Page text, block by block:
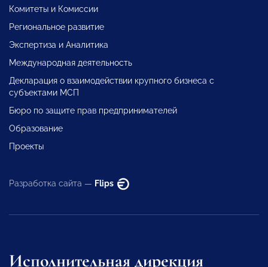
Комитеты и Комиссии
Региональное развитие
Экспертиза и Аналитика
Международная деятельность
Декларация о взаимодействии крупного бизнеса с
субъектами МСП
Бюро по защите прав предпринимателей
Образование
Проекты
Разработка сайта — Flips
Исполнительная дирекция